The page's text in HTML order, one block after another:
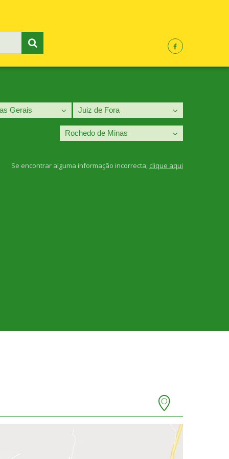
Se encontrar alguma informação incorrecta, clique aqui